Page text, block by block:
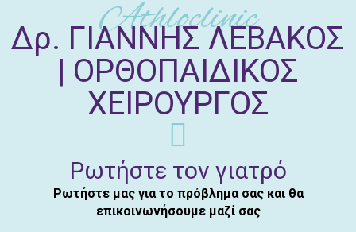
Athloclinic
Δρ. ΓΙΑΝΝΗΣ ΛΕΒΑΚΟΣ
| ΟΡΘΟΠΑΙΔΙΚΟΣ
ΧΕΙΡΟΥΡΓΟΣ
Ρωτήστε τον γιατρό
Ρωτήστε μας για το πρόβλημα σας και θα
επικοινωνήσουμε μαζί σας